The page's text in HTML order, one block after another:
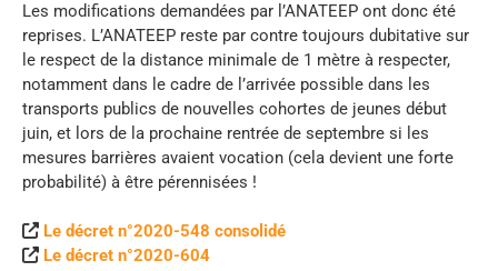
Les modifications demandées par l’ANATEEP ont donc été
reprises. L’ANATEEP reste par contre toujours dubitative sur
le respect de la distance minimale de 1 mètre à respecter,
notamment dans le cadre de l’arrivée possible dans les
transports publics de nouvelles cohortes de jeunes début
juin, et lors de la prochaine rentrée de septembre si les
mesures barrières avaient vocation (cela devient une forte
probabilité) à être pérennisées !
Le décret n°2020-548 consolidé
Le décret n°2020-604